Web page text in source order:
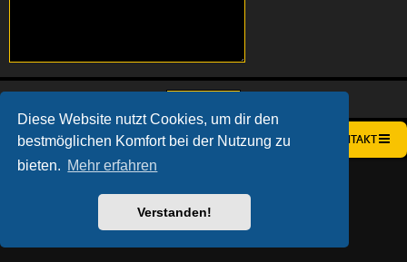
Diese Website nutzt Cookies, um dir den
bestmöglichen Komfort bei der Nutzung zu
bieten. Mehr erfahren
Verstanden!
STARTSEITE FOREN-ÜBERSICHT KONTAKT
AÇIEEED! STYLE BY
DATENSCHUTZ|NUTZUNGSBEDINGUNGEN